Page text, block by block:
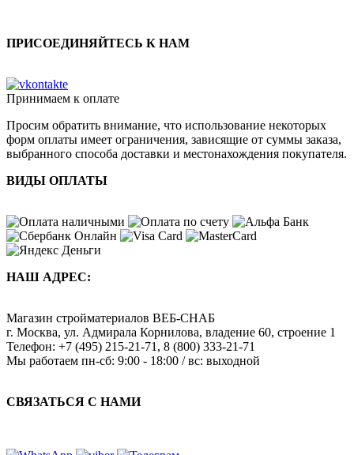
ПРИСОЕДИНЯЙТЕСЬ К НАМ
Принимаем к оплате
Просим обратить внимание, что использование некоторых
форм оплаты имеет ограничения, зависящие от суммы заказа,
выбранного способа доставки и местонахождения покупателя.
ВИДЫ ОПЛАТЫ
НАШ АДРЕС:
Магазин стройматериалов ВЕБ-СНАБ
г. Москва, ул. Адмирала Корнилова, владение 60, строение 1
Телефон: +7 (495) 215-21-71 , 8 (800) 333-21-71
Мы работаем пн-сб: 9:00 - 18:00 / вс: выходной
СВЯЗАТЬСЯ С НАМИ